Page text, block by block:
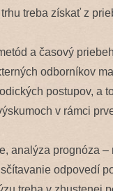
treba získať z
a časový
odborníkov
postupov, a
v rámci
analýza prognóza –
odpovedí